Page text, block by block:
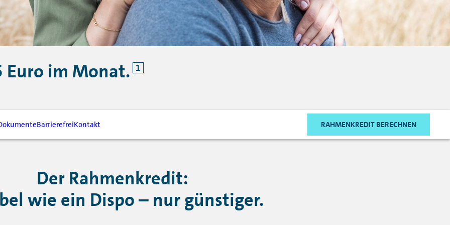
Euro im Monat. 1
BarrierefreiKontakt RAHMENKREDIT BERECHNEN
Der Rahmenkredit:
wie ein Dispo – nur günstiger.